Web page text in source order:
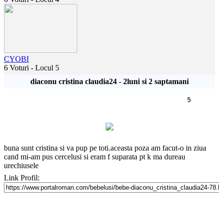
CYOBI
6 Voturi - Locul 5
diaconu cristina claudia24 - 2luni si 2 saptamani
5
buna sunt cristina si va pup pe toti.aceasta poza am facut-o in ziua
cand mi-am pus cercelusi si eram f suparata pt k ma dureau
urechiusele
Link Profil: